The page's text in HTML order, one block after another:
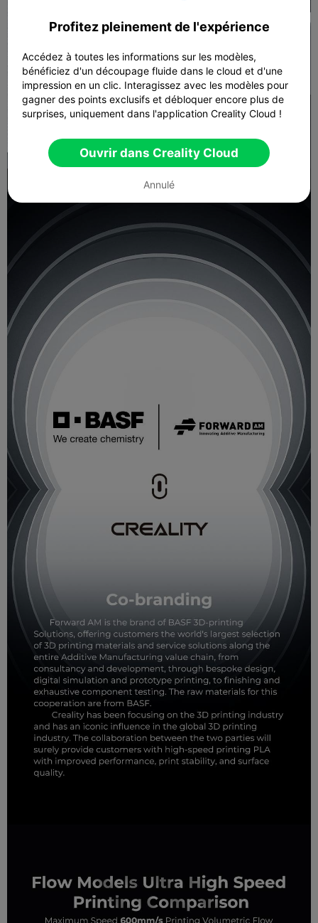
Profitez pleinement de l'expérience
Accédez à toutes les informations sur les modèles,
bénéficiez d'un découpage fluide dans le cloud et d'une
impression en un clic. Interagissez avec les modèles pour
gagner des points exclusifs et débloquer encore plus de
surprises, uniquement dans l'application Creality Cloud !
Ouvrir dans Creality Cloud
Annulé